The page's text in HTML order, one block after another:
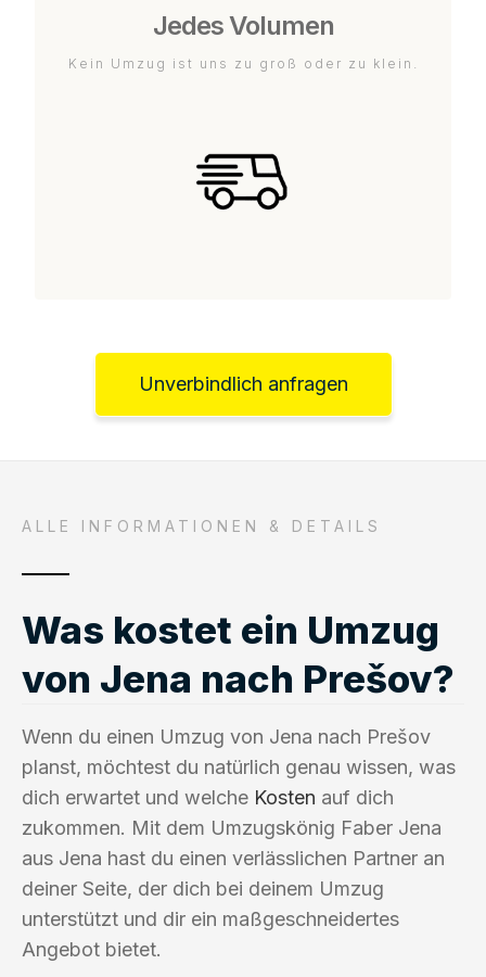
Jedes Volumen
Kein Umzug ist uns zu groß oder zu klein.
Unverbindlich anfragen
ALLE INFORMATIONEN & DETAILS
Was kostet ein Umzug
von Jena nach Prešov?
Wenn du einen Umzug von Jena nach Prešov
planst, möchtest du natürlich genau wissen, was
dich erwartet und welche Kosten auf dich
zukommen. Mit dem Umzugskönig Faber Jena
aus Jena hast du einen verlässlichen Partner an
deiner Seite, der dich bei deinem Umzug
unterstützt und dir ein maßgeschneidertes
Angebot bietet.